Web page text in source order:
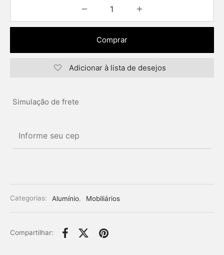
Comprar
Adicionar à lista de desejos
Simulação de frete
Categorias: Alumínio, Mobiliários
Compartilhar: